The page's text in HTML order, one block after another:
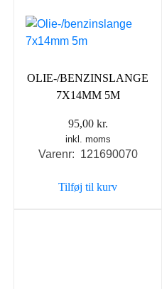
OLIE-/BENZINSLANGE
7X14MM 5M
95,00 kr.
inkl. moms
Varenr: 121690070
Tilføj til kurv